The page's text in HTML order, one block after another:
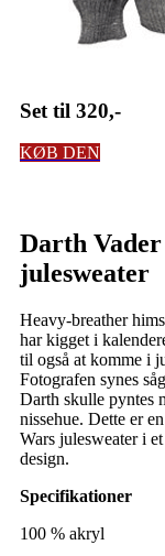
Set til 320,-
KØB DEN
Darth Vader
julesweater
Heavy-breather
har kigget i
til også at komme i
Fotografen synes
Darth skulle pyntes
nissehue. Dette er
Wars julesweater i
design.
Specifikationer
100 % akryl